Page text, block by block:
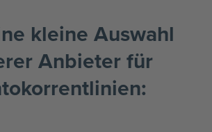
kleine Auswahl
Anbieter für